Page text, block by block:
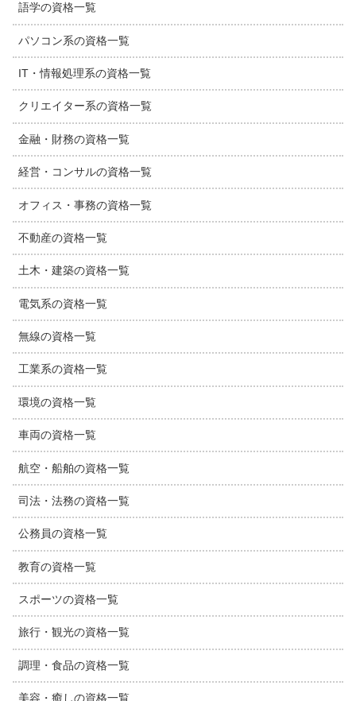
語学の資格一覧
パソコン系の資格一覧
IT・情報処理系の資格一覧
クリエイター系の資格一覧
金融・財務の資格一覧
経営・コンサルの資格一覧
オフィス・事務の資格一覧
不動産の資格一覧
土木・建築の資格一覧
電気系の資格一覧
無線の資格一覧
工業系の資格一覧
環境の資格一覧
車両の資格一覧
航空・船舶の資格一覧
司法・法務の資格一覧
公務員の資格一覧
教育の資格一覧
スポーツの資格一覧
旅行・観光の資格一覧
調理・食品の資格一覧
美容・癒しの資格一覧